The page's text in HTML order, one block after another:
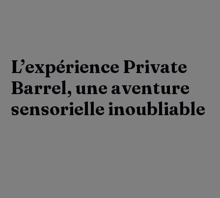
L’expérience Private
Barrel, une aventure
sensorielle inoubliable